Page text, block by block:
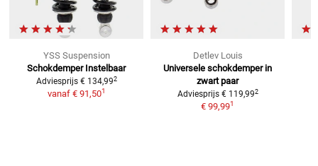
YSS Suspension
Schokdemper Instelbaar
Adviesprijs € 134,992
vanaf € 91,501
Detlev Louis
Universele schokdemper in
zwart paar
Adviesprijs € 119,992
€ 99,991